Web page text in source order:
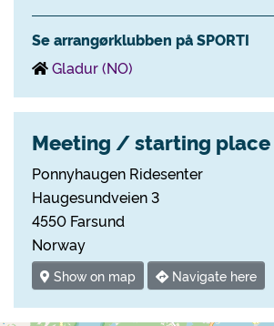
Se arrangørklubben på SPORTI
Gladur (NO)
Meeting / starting place
Ponnyhaugen Ridesenter
Haugesundveien 3
4550 Farsund
Norway
Show on map Navigate here